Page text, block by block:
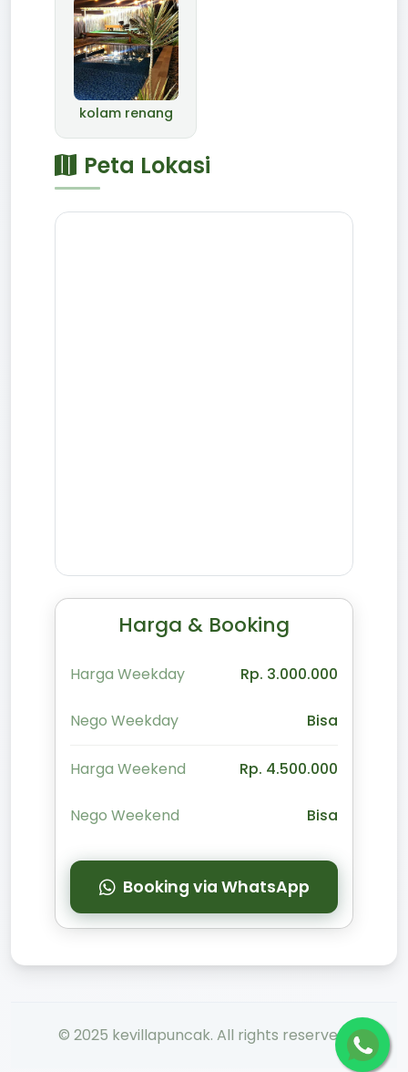
kolam renang
Peta Lokasi
Harga & Booking
Harga Weekday Rp. 3.000.000
Nego Weekday Bisa
Harga Weekend Rp. 4.500.000
Nego Weekend Bisa
Booking via WhatsApp
© 2025 kevillapuncak. All rights reserved.